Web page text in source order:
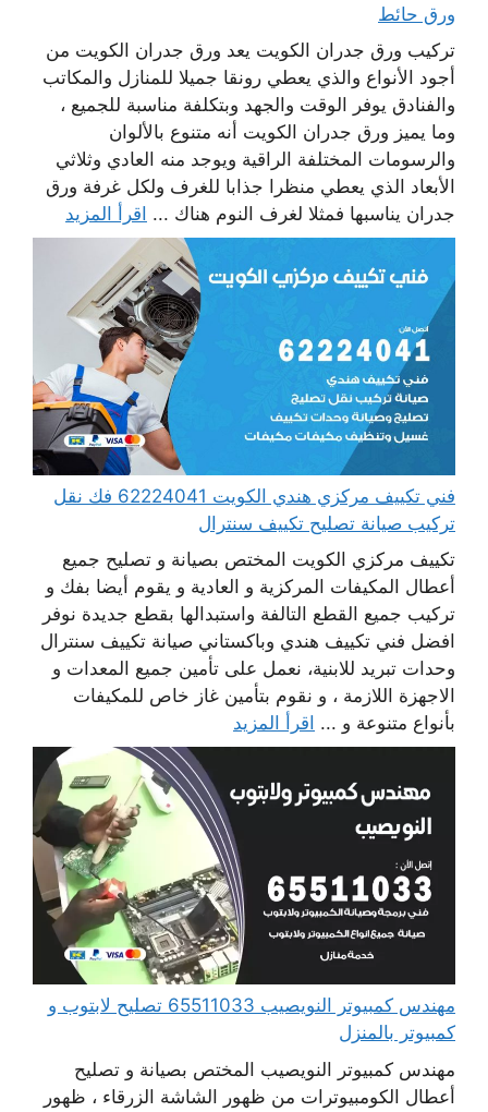
ورق حائط
تركيب ورق جدران الكويت يعد ورق جدران الكويت من
أجود الأنواع والذي يعطي رونقا جميلا للمنازل والمكاتب
والفنادق يوفر الوقت والجهد وبتكلفة مناسبة للجميع ،
وما يميز ورق جدران الكويت أنه متنوع بالألوان
والرسومات المختلفة الراقية ويوجد منه العادي وثلاثي
الأبعاد الذي يعطي منظرا جذابا للغرف ولكل غرفة ورق
جدران يناسبها فمثلا لغرف النوم هناك ... اقرأ المزيد
فني تكييف مركزي هندي الكويت 62224041 فك نقل
تركيب صيانة تصليح تكييف سنترال
تكييف مركزي الكويت المختص بصيانة و تصليح جميع
أعطال المكيفات المركزية و العادية و يقوم أيضا بفك و
تركيب جميع القطع التالفة واستبدالها بقطع جديدة نوفر
افضل فني تكييف هندي وباكستاني صيانة تكييف سنترال
وحدات تبريد للابنية، نعمل على تأمين جميع المعدات و
الاجهزة اللازمة ، و نقوم بتأمين غاز خاص للمكيفات
بأنواع متنوعة و ... اقرأ المزيد
مهندس كمبيوتر النويصيب 65511033 تصليح لابتوب و
كمبيوتر بالمنزل
مهندس كمبيوتر النويصيب المختص بصيانة و تصليح
أعطال الكومبيوترات من ظهور الشاشة الزرقاء ، ظهور